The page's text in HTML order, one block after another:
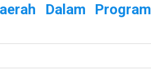
Dalam Program